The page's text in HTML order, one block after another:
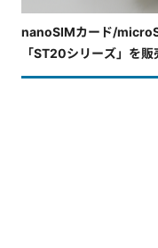
nanoSIMカード/
「ST20シリーズ」を販